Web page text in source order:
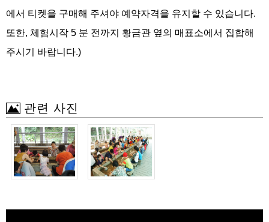
에서 티켓을 구매해 주셔야 예약자격을 유지할 수 있습니다.
또한, 체험시작 5 분 전까지 황금관 옆의 매표소에서 집합해
주시기 바랍니다.)
관련 사진